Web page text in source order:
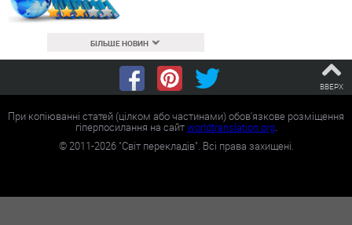
БІЛЬШЕ НОВИН
ВВЕРХ
При копіюванні статей (цілком або частинами) обов'язкове розміщення
гіперпосилання на сайтworldtranslation.org.
©2011-2026"Світ перекладів". Всі права захищені.